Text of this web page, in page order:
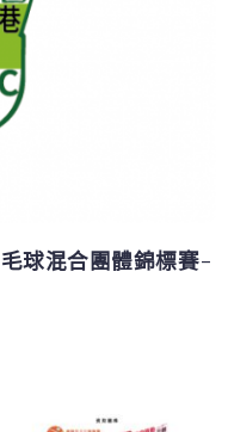
球混合團體錦標賽-